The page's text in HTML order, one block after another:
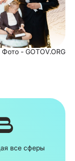
- GOTOV.ORG
все сферы